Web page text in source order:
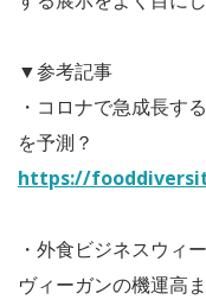
▼参考記事
・コロナで急成長す
を予測？
https://
・外食ビジネスウィ
ヴィーガンの機運高